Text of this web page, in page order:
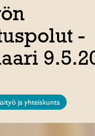
-
ja yhteiskunta